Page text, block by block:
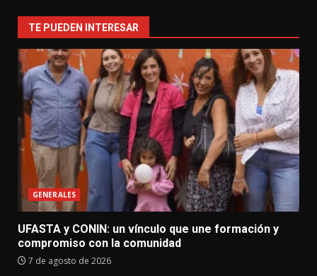
TE PUEDEN INTERESAR
GENERALES
UFASTA y CONIN: un vínculo que une formación y
compromiso con la comunidad
7 de agosto de 2026